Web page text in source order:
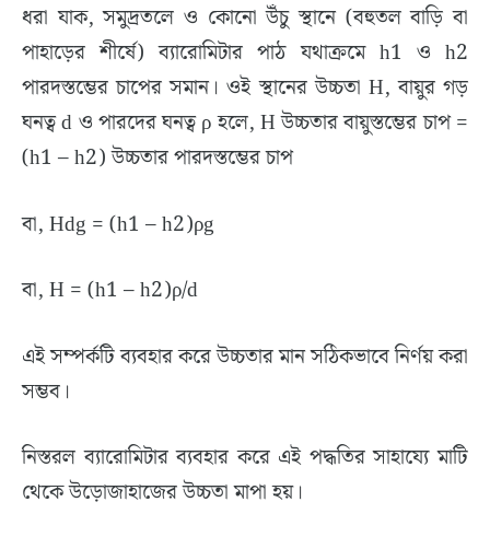
ধরা যাক, সমুদ্রতলে ও কোনো উঁচু স্থানে (বহুতল বাড়ি বা
পাহাড়ের শীর্ষে) ব্যারোমিটার পাঠ যথাক্রমে h1 ও h2
পারদস্তম্ভের চাপের সমান। ওই স্থানের উচ্চতা H, বায়ুর গড়
ঘনত্ব d ও পারদের ঘনত্ব ρ হলে, H উচ্চতার বায়ুস্তম্ভের চাপ =
(h1 – h2) উচ্চতার পারদস্তম্ভের চাপ
বা, Hdg = (h1 – h2)ρg
বা, H = (h1 – h2)ρ/d
এই সম্পর্কটি ব্যবহার করে উচ্চতার মান সঠিকভাবে নির্ণয় করা
সম্ভব।
নিস্তরল ব্যারোমিটার ব্যবহার করে এই পদ্ধতির সাহায্যে মাটি
থেকে উড়োজাহাজের উচ্চতা মাপা হয়।